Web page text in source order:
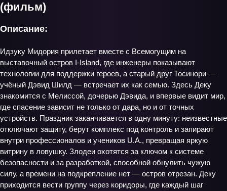
(фильм)
Описание:
Идзуку Мидория прилетает вместе с Всемогущим на
выставочный остров I-Island, где инженеры показывают
технологии для поддержки героев, а старый друг Тосинори —
учёный Дэвид Шилд — встречает их как семью. Здесь Деку
знакомится с Мелиссой, дочерью Дэвида, и впервые видит мир,
где спасение зависит не только от дара, но и от точных
устройств. Праздник заканчивается в одну минуту: неизвестные
отключают защиту, берут комплекс под контроль и запирают
внутри профессионалов и учеников U.A., превращая яркую
витрину в ловушку. Злодеи охотятся за ключом к системе
безопасности и за разработкой, способной обнулить чужую
силу, а времени на подкрепление нет — остров отрезан. Деку
приходится вести группу через коридоры, где каждый шаг